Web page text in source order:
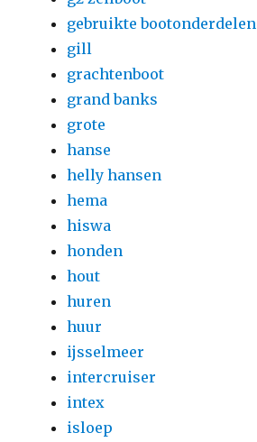
gebruikte bootonderdelen
gill
grachtenboot
grand banks
grote
hanse
helly hansen
hema
hiswa
honden
hout
huren
huur
ijsselmeer
intercruiser
intex
isloep